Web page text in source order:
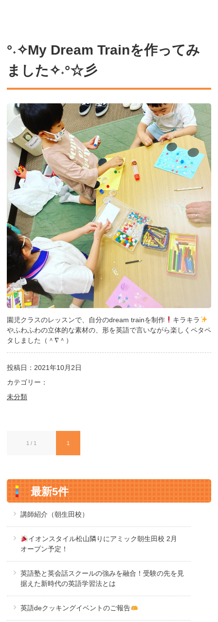
°˖✧My Dream Trainを作ってみ
ました✧˖°☆彡
園児クラスのレッスンで、自分のdream trainを制作
キラキラ
やふわふわの立体的な素材の、形を英語で言いながら楽しくペタペ
タしました（＾∇＾）
投稿日：2021年10月2日
カテゴリー：
未分類
1 / 1 1
最新5件
講師紹介（朝生田校）
イオンスタイル松山隣りにアミック朝生田校 2月
オープン予定！
英語塾と英会話スクールの強みを融合！受験の先を見
据えた新時代の英語学習法とは
英語deクッキングイベントのご報告